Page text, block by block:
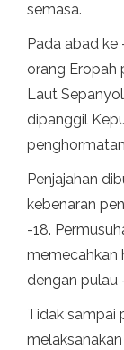
semasa.
Pada abad
orang Eropah
Laut
dipanggil
Penjajahan
kebenaran
-18.
memecahkan
dengan pulau
Tidak sampai